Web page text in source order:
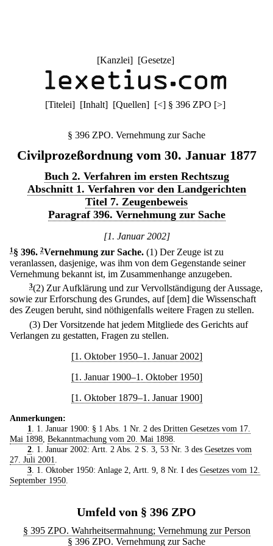
[Kanzlei] [Gesetze]
[Titelei] [Inhalt] [Quellen] [<] § 396 ZPO [>]
§ 396 ZPO. Vernehmung zur Sache
Civilprozeßordnung vom 30. Januar 1877
Buch 2. Verfahren im ersten Rechtszug
Abschnitt 1. Verfahren vor den Landgerichten
Titel 7. Zeugenbeweis
Paragraf 396. Vernehmung zur Sache
[1. Januar 2002]
1 § 396. 2Vernehmung zur Sache. (1) Der Zeuge ist zu
veranlassen, dasjenige, was ihm von dem Gegenstande seiner
Vernehmung bekannt ist, im Zusammenhange anzugeben.
3(2) Zur Aufklärung und zur Vervollständigung der Aussage,
sowie zur Erforschung des Grundes, auf [dem] die Wissenschaft
des Zeugen beruht, sind nöthigenfalls weitere Fragen zu stellen.
(3) Der Vorsitzende hat jedem Mitgliede des Gerichts auf
Verlangen zu gestatten, Fragen zu stellen.
[1. Oktober 1950–1. Januar 2002]
[1. Januar 1900–1. Oktober 1950]
[1. Oktober 1879–1. Januar 1900]
Anmerkungen:
1
. 1. Januar 1900: § 1 Abs. 1 Nr. 2 des Dritten Gesetzes vom 17.
Mai 1898 Bekanntmachung vom 20. Mai 1898
2. 1. Januar 2002: Artt. 2 Abs. 2 S. 3, 53 Nr. 3 des Gesetzes vom
27. Juli 2001
3. 1. Oktober 1950: Anlage 2, Artt. 9, 8 Nr. I des Gesetzes vom 12.
September 1950
Umfeld von § 396 ZPO
§ 395 ZPO. Wahrheitsermahnung; Vernehmung zur Person
§ 396 ZPO. Vernehmung zur Sache